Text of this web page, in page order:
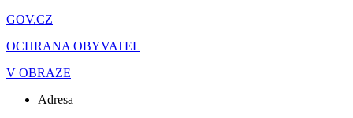
GOV.CZ
OCHRANA OBYVATEL
V OBRAZE
Adresa